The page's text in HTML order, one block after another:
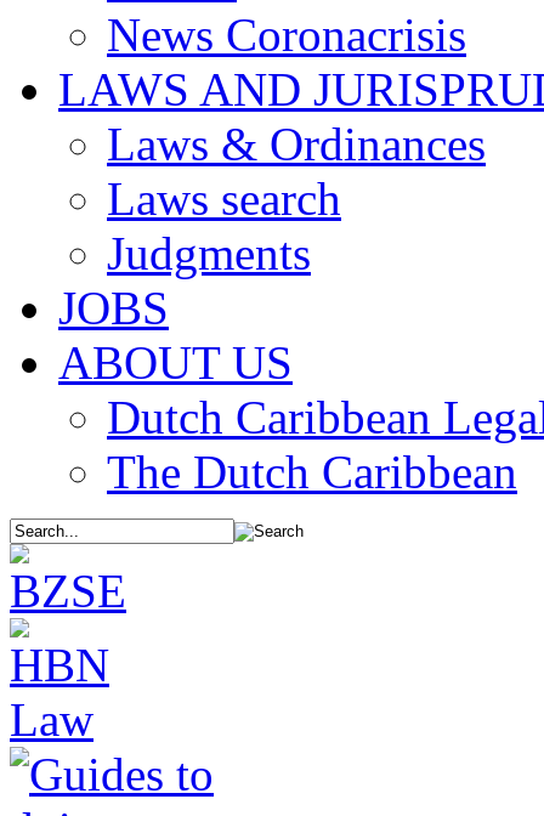
News Coronacrisis
LAWS AND
Laws & Ordinances
Laws search
Judgments
JOBS
ABOUT US
Dutch Caribbean
The Dutch Caribbean